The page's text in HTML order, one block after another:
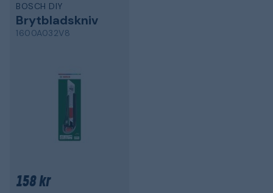
BOSCH DIY
Brytbladskniv
1600A032V8
158 kr